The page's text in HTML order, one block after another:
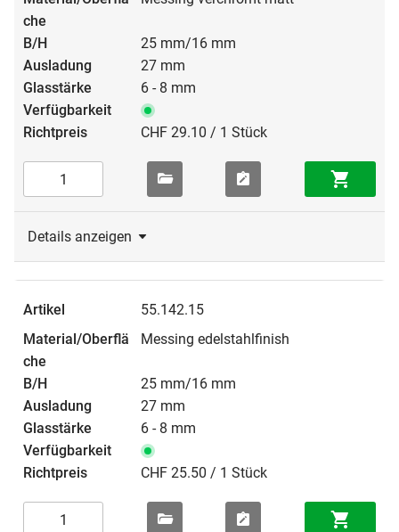
25 mm/16 mm
27 mm
6 - 8 mm
CHF 29.10 / 1 Stück
Details anzeigen
55.142.15
Messing edelstahlfinish
25 mm/16 mm
27 mm
6 - 8 mm
CHF 25.50 / 1 Stück